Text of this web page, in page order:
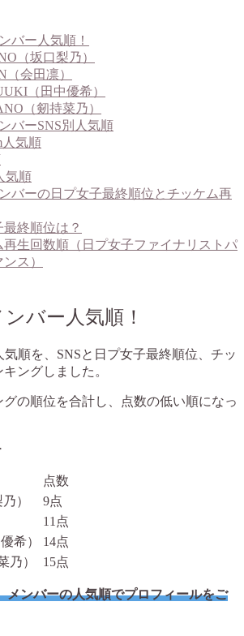
バー人気順！
（坂口梨乃）
（会田凛）
（田中優希）
（剱持菜乃）
バーSNS別人気順
人気順
気順
ンバーの日プ女子最終順位とチッケム再
最終順位は？
再生回数順（日プ女子ファイナリストパ
ス）
ンバー人気順！
気順を、SNSと日プ女子最終順位、チッ
ングしました。
の順位を合計し、点数の低い順になっ
点数
）
9点
11点
希）
14点
乃） 15点
メンバーの人気順でプロフィールをご